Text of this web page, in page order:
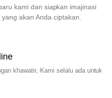
kami dan siapkan imajinasi
akan Anda ciptakan.
khawatir, Kami selalu ada untuk